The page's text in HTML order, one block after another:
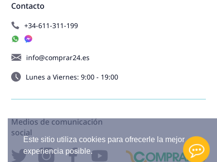
Este sitio utiliza cookies para ofrecerle la mejor
experiencia posible.
Contacto
+34-611-311-199
info@comprar24.es
Lunes a Viernes: 9:00 - 19:00
Medios de comunicación
social